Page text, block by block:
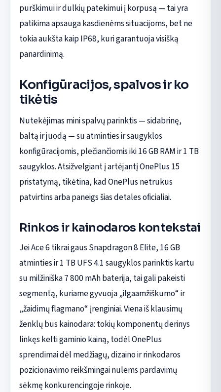
purškimui ir dulkių patekimui į korpusą — tai yra
patikima apsauga kasdienėms situacijoms, bet ne
tokia aukšta kaip IP68, kuri garantuoja visišką
panardinimą.
Konfigūracijos, spalvos ir ko
tikėtis
Nutekėjimas mini spalvų parinktis — sidabrinę,
baltą ir juodą — su atminties ir saugyklos
konfigūracijomis, plečiančiomis iki 16 GB RAM ir 1 TB
saugyklos. Atsižvelgiant į artėjantį OnePlus 15
pristatymą, tikėtina, kad OnePlus netrukus
patvirtins arba paneigs šias detales oficialiai.
Rinkos ir kainodaros kontekstai
Jei Ace 6 tikrai gaus Snapdragon 8 Elite, 16 GB
atminties ir 1 TB UFS 4.1 saugyklos parinktis kartu
su milžiniška 7 800 mAh baterija, tai gali pakeisti
segmentą, kuriame gyvuoja „ilgaamžiškumo“ ir
„žaidimų flagmano“ įrenginiai. Viena iš klausimų
ženklų bus kainodara: tokių komponentų derinys
linkęs kelti gaminio kainą, todėl OnePlus
sprendimai dėl medžiagų, dizaino ir rinkodaros
pozicionavimo reikšmingai nulems pardavimų
sėkmę konkurencingoje rinkoje.